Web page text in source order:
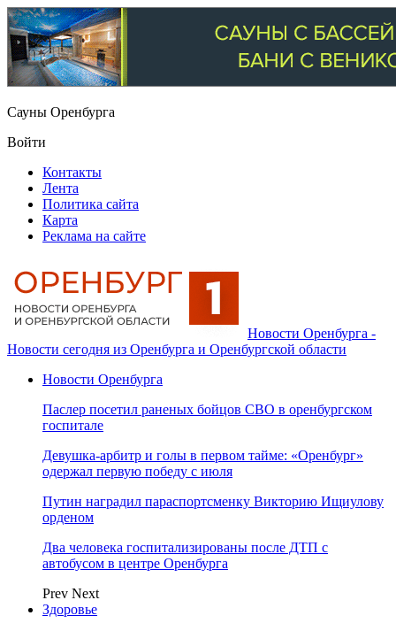
Сауны Оренбурга
Войти
Контакты
Лента
Политика сайта
Карта
Реклама на сайте
Новости Оренбурга -
Новости сегодня из Оренбурга и Оренбургской области
Новости Оренбурга
Паслер посетил раненых бойцов СВО в оренбургском
госпитале
Девушка-арбитр и голы в первом тайме: «Оренбург»
одержал первую победу с июля
Путин наградил параспортсменку Викторию Ищиулову
орденом
Два человека госпитализированы после ДТП с
автобусом в центре Оренбурга
Prev Next
Здоровье